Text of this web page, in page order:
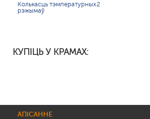
Колькасць тэмпературных
рэжымаў
2
КУПІЦЬ У КРАМАХ:
АПІСАННЕ